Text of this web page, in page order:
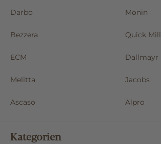
Darbo Monin
Bezzera Quick Mill
ECM Dallmayr
Melitta Jacobs
Ascaso Alpro
Kategorien